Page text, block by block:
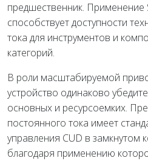
предшественник. Применение
способствует доступности
тока для инструментов и
категорий.
В роли масштабируемой
устройство одинаково
основных и ресурсоемких.
постоянного тока имеет
управления CUD в замкнутом
благодаря применению